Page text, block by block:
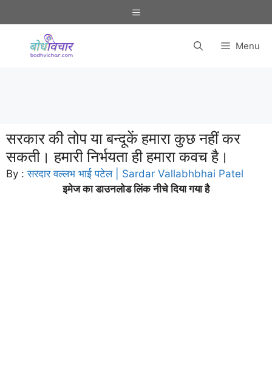
to
Menu
Menu
सरकार की तोप या बन्दूकें हमारा कुछ नहीं कर
सकती। हमारी निर्भयता ही हमारा कवच है।
By :सरदार वल्लभ भाई पटेल | Sardar Vallabhbhai Patel
इमेज का डाउनलोड लिंक नीचे दिया गया है